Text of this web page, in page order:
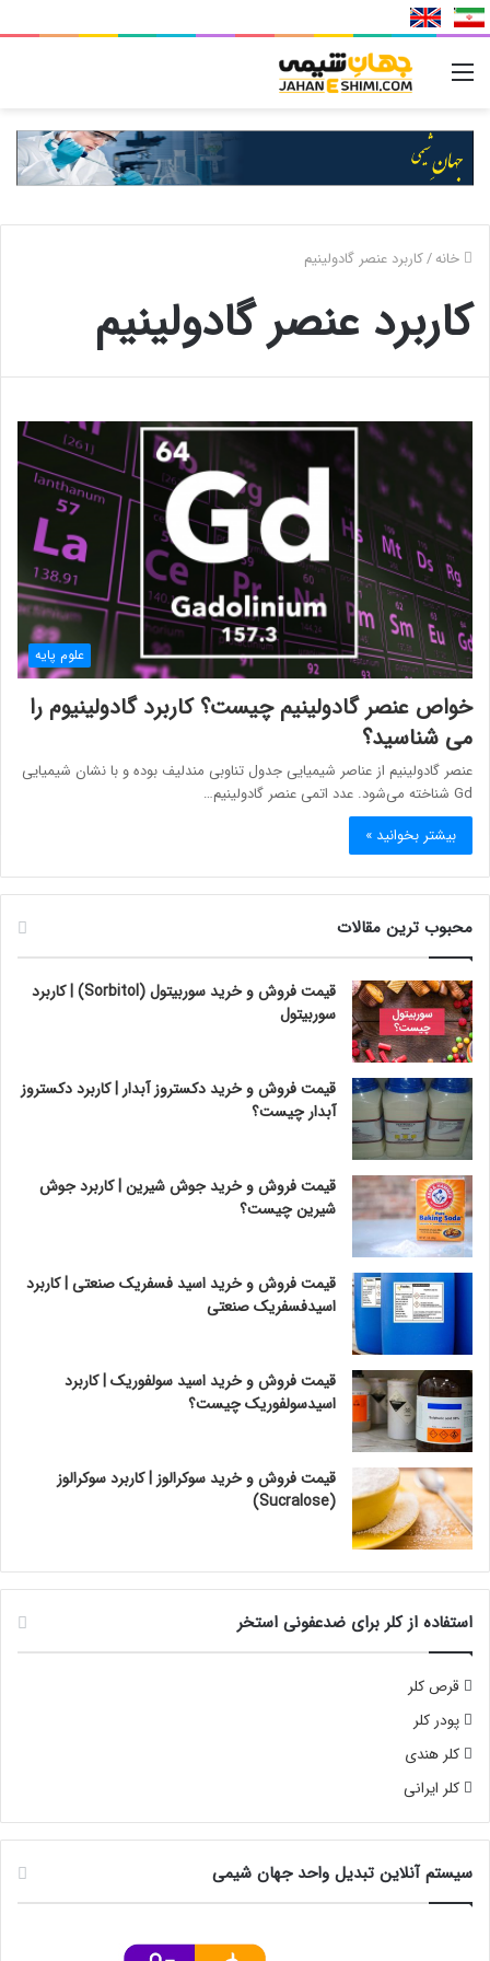
خانه/کاربرد عنصر گادولینیم
کاربرد عنصر گادولینیم
علوم پایه
خواص عنصر گادولینیم چیست؟ کاربرد گادولینیوم را
می شناسید؟
عنصر گادولینیم از عناصر شیمیایی جدول تناوبی مندلیف بوده و با نشان شیمیایی
Gd شناخته می‌شود. عدد اتمی عنصر گادولینیم…
بیشتر بخوانید »
محبوب ترین مقالات
قیمت فروش و خرید سوربیتول (Sorbitol) | کاربرد
سوربیتول
قیمت فروش و خرید دکستروز آبدار | کاربرد دکستروز
آبدار چیست؟
قیمت فروش و خرید جوش شیرین | کاربرد جوش
شیرین چیست؟
قیمت فروش و خرید اسید فسفریک صنعتی | کاربرد
اسیدفسفریک صنعتی
قیمت فروش و خرید اسید سولفوریک | کاربرد
اسیدسولفوریک چیست؟
قیمت فروش و خرید سوکرالوز | کاربرد سوکرالوز
(Sucralose)
استفاده از کلر برای ضدعفونی استخر
قرص کلر
پودر کلر
کلر هندی
کلر ایرانی
سیستم آنلاین تبدیل واحد جهان شیمی